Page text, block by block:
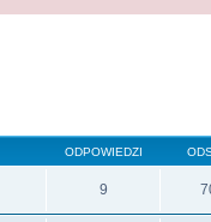
ODPOWIEDZI
9